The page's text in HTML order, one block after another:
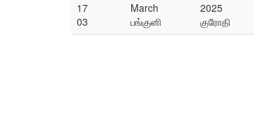
17
03
March
பங்குனி
2025
குரோதி